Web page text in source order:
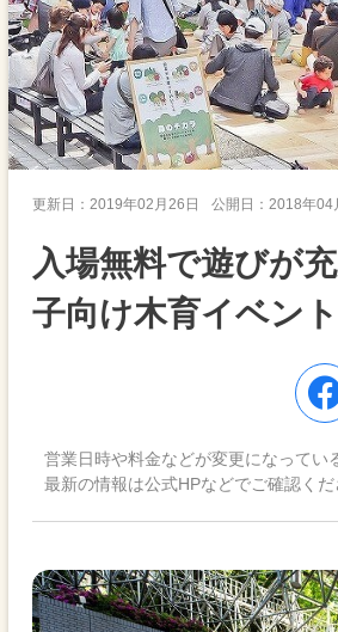
更新日： 2019年02月26日 公開日： 2018年04
入場無料で遊びが
子向け木育イベント
営業日時や料金などが変更になってい
最新の情報は公式HPなどでご確認く